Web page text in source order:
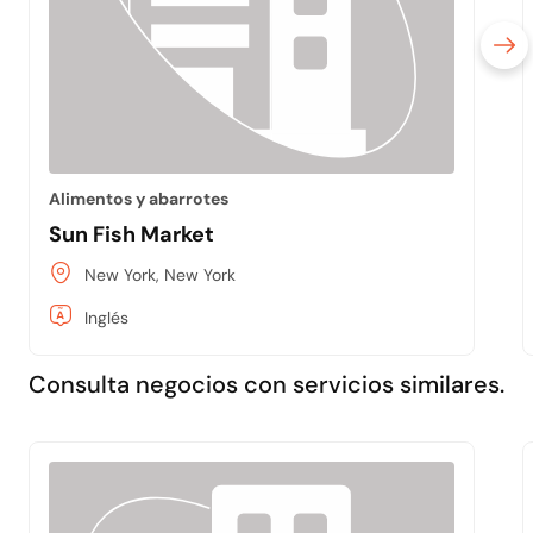
Alimentos y abarrotes
Sun Fish Market
New York, New York
Inglés
Consulta negocios con servicios similares.